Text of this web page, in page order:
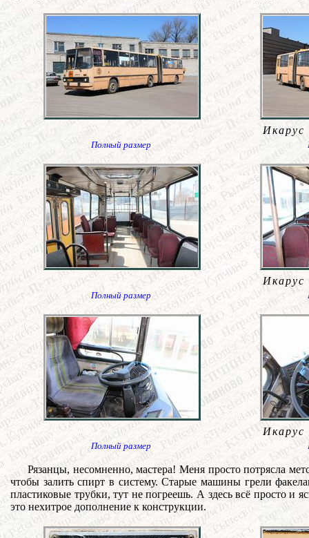
Полный размер
Полный размер
Полный размер
Рязанцы, несомненно, мастера! Меня просто потрясла
чтобы залить спирт в систему. Старые машины грели
пластиковые трубки, тут не погреешь. А здесь всё просто и
это нехитрое дополнение к конструкции.